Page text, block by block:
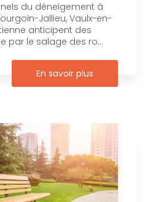
du déneigement à
Jallieu, Vaulx-en-
anticipent des
par le salage des ro...
En savoir plus